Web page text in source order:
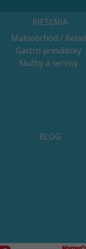
RIEŠENIA
Maloobchod / Retail
Gastro prevádzky
Služby a servisy
BLOG